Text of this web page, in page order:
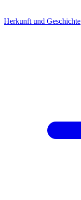
Herkunft und Geschichte